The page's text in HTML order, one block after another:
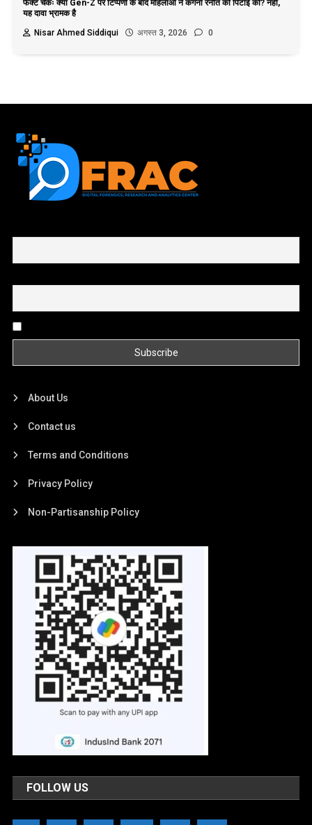
फैक्ट चेकः क्या Gen-Z पर टिप्पणी के बाद महिलाओं ने कंगना रनौत की पिटाई की? नहीं,
यह दावा भ्रामक है
Nisar Ahmed Siddiqui
अगस्त 3, 2026 0
About Us
Contact us
Terms and Conditions
Privacy Policy
Non-Partisanship Policy
FOLLOW US